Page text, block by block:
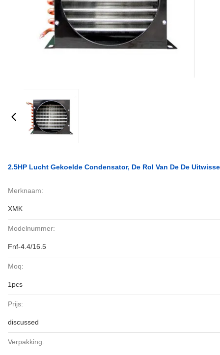
2.5HP Lucht Gekoelde Condensator, De Rol Van De De
Merknaam:
XMK
Modelnummer:
Fnf-4.4/16.5
Moq:
1pcs
Prijs:
discussed
Verpakking: